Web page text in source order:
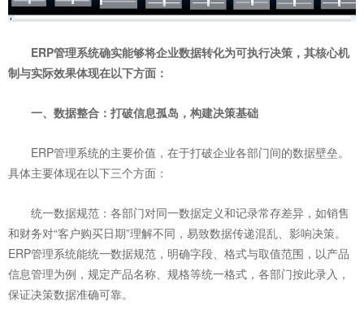
ERP管理系统确实能够将企业数据转化为可执行决策，其核心机
制与实际效果体现在以下方面：
一、数据整合：打破信息孤岛，构建决策基础
ERP管理系统的主要价值，在于打破企业各部门间的数据壁垒。
具体主要体现在以下三个方面：
统一数据规范：各部门对同一数据定义和记录常存差异，如销售
和财务对“客户购买日期”理解不同，易致数据传递混乱、影响决策。
ERP管理系统能统一数据规范，明确字段、格式与取值范围，以产品
信息管理为例，规定产品名称、规格等统一格式，各部门按此录入，
保证决策数据准确可靠。